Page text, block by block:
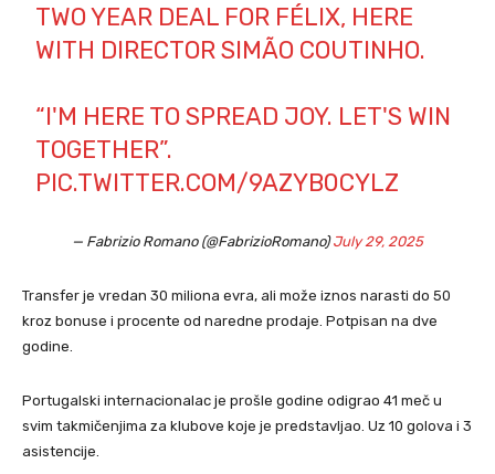
TWO YEAR DEAL FOR FÉLIX, HERE
WITH DIRECTOR SIMÃO COUTINHO.
“I'M HERE TO SPREAD JOY. LET'S WIN
TOGETHER”.
PIC.TWITTER.COM/9AZYB0CYLZ
— Fabrizio Romano (@FabrizioRomano)July 29, 2025
Transfer je vredan 30 miliona evra, ali može iznos narasti do 50
kroz bonuse i procente od naredne prodaje. Potpisan na dve
godine.
Portugalski internacionalac je prošle godine odigrao 41 meč u
svim takmičenjima za klubove koje je predstavljao. Uz 10 golova i 3
asistencije.